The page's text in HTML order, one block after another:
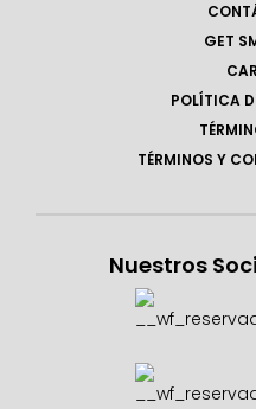
GET
POLÍTICA
TÉRMINOS Y
Nuestros